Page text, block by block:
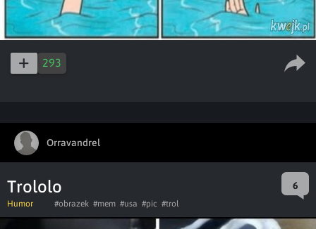
293
Orravandrel
Trololo 6
Humor #obrazek #mem #usa #pic #trol